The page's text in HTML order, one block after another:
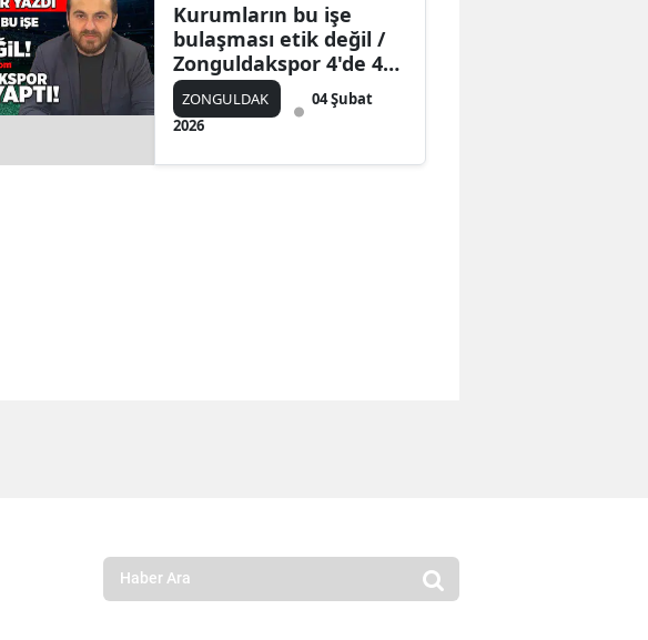
Kurumların bu işe
bulaşması etik değil /
Zonguldakspor 4'de 4
yaptı
ZONGULDAK
04 Şubat
2026